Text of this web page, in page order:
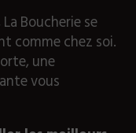
Boucherie se
comme chez soi.
une
vous